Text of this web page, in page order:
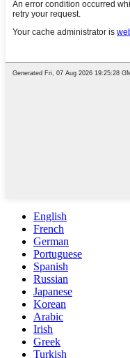
English
French
German
Portuguese
Spanish
Russian
Japanese
Korean
Arabic
Irish
Greek
Turkish